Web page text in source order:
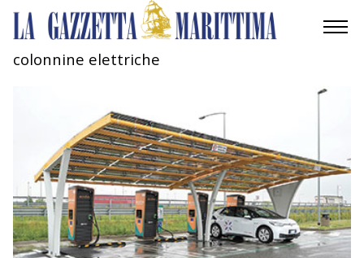
INDUSTRIA
RICERCA
ECONOMIA
colonnine elettriche